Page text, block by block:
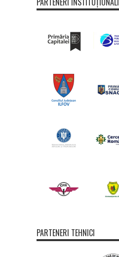
PARTENERI TEHNICI